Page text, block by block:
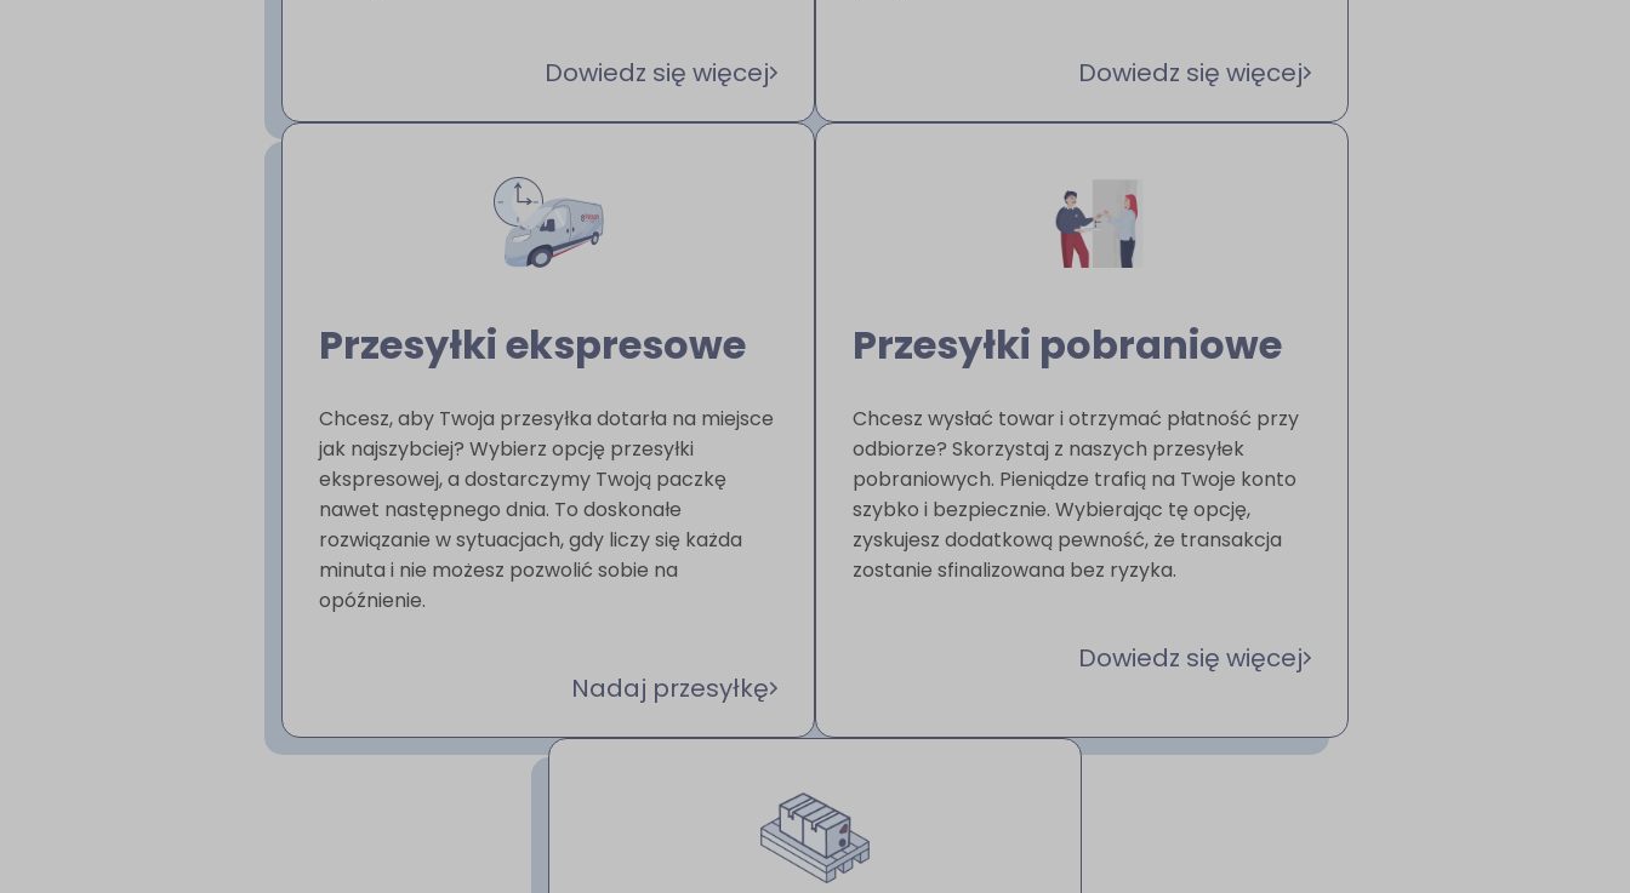
Dowiedz się więcej Dowiedz się więcej
Przesyłki ekspresowe
Chcesz, aby Twoja przesyłka dotarła na miejsce
jak najszybciej? Wybierz opcję przesyłki
ekspresowej, a dostarczymy Twoją paczkę
nawet następnego dnia. To doskonałe
rozwiązanie w sytuacjach, gdy liczy się każda
minuta i nie możesz pozwolić sobie na
opóźnienie.
Nadaj przesyłkę
Przesyłki pobraniowe
Chcesz wysłać towar i otrzymać płatność przy
odbiorze? Skorzystaj z naszych przesyłek
pobraniowych. Pieniądze trafią na Twoje konto
szybko i bezpiecznie. Wybierając tę opcję,
zyskujesz dodatkową pewność, że transakcja
zostanie sfinalizowana bez ryzyka.
Dowiedz się więcej